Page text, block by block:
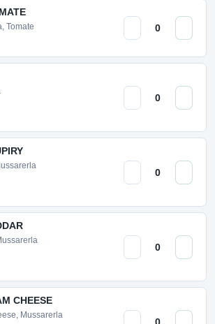
Tomate
CHEESE
Mussarerla